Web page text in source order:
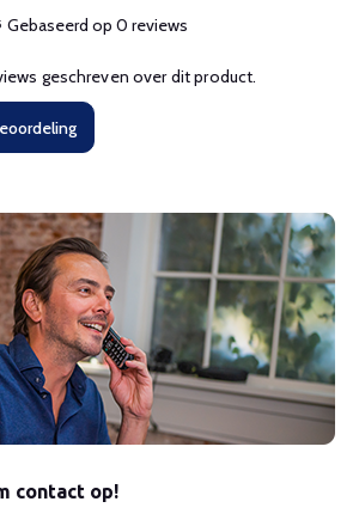
Gebaseerd op 0 reviews
geschreven over dit product.
contact op!